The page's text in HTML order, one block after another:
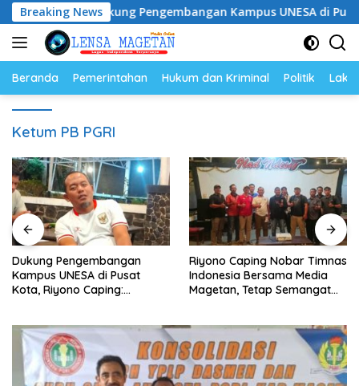
Langsung
ke
konten
Breaking News
Dukung Pengembangan Kampus UNESA di Pusat
Beranda Pemerintahan Hukum dan Kriminal Politik
Ketum PB PGRI
Dukung Pengembangan
Kampus UNESA di Pusat
Kota, Riyono Caping:
Riyono Caping Nobar Timnas
Indonesia Bersama Media
Magetan, Tetap Semangat